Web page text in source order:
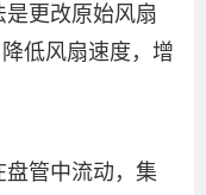
更改原始风扇
低风扇速度，增
管中流动，集